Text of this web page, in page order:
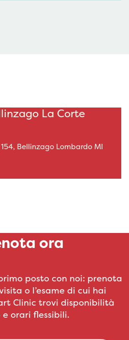
La Corte
Bellinzago Lombardo MI